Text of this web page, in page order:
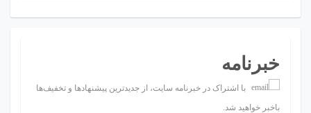
خبرنامه
با اشتراک در خبرنامه سایت، از جدیدترین پیشنهادها و تخفیف‌ها
باخبر خواهید شد.